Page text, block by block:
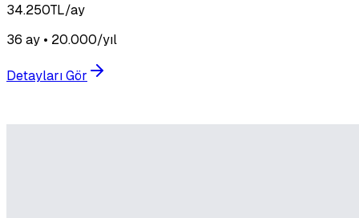
34.250TL/ay
36 ay • 20.000/yıl
Detayları Gör